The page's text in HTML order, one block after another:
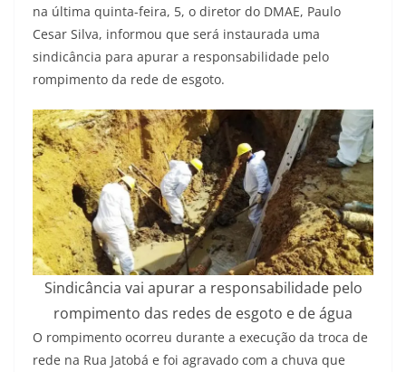
na última quinta-feira, 5, o diretor do DMAE, Paulo
Cesar Silva, informou que será instaurada uma
sindicância para apurar a responsabilidade pelo
rompimento da rede de esgoto.
Sindicância vai apurar a responsabilidade pelo
rompimento das redes de esgoto e de água
O rompimento ocorreu durante a execução da troca de
rede na Rua Jatobá e foi agravado com a chuva que